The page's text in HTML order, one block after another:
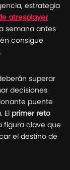
estrategia
atresplayer
semana antes
consigue
superar
decisiones
puente
El primer reto
figura clave que
el destino de